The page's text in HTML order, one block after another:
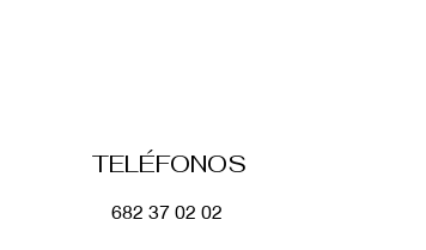
TELÉFONOS
682 37 02 02